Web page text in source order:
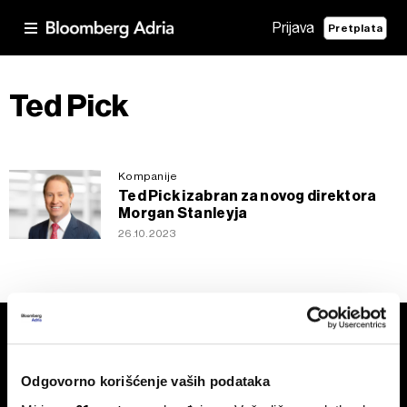
Odgovorno korišćenje vaših podataka
Prijava Pretplata
Ted Pick
Kompanije
Ted Pick izabran za novog direktora
Morgan Stanleyja
26.10.2023